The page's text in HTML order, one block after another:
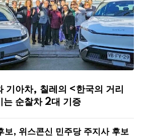
기아차, 칠레의 <한국의 거리
는 순찰차 2대 기증
보, 위스콘신 민주당 주지사 후보